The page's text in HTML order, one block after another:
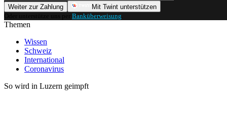
Weiter zur Zahlung
Mit Twint unterstützen
Oder unterstütze uns per Banküberweisung
Themen
Wissen
Schweiz
International
Coronavirus
So wird in Luzern geimpft